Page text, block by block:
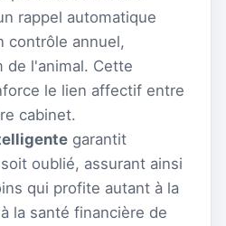
rappel automatique
contrôle annuel,
de l'animal. Cette
le lien affectif entre
cabinet.
garantit
oublié, assurant ainsi
qui profite autant à la
la santé financière de